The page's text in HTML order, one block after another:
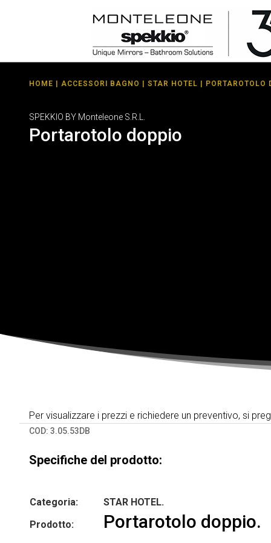
HOME ACCESSORI BAGNO STAR HOTEL | PORTAROTOLO
SPEKKIO BY Monteleone S.R.L.
Portarotolo doppio
Per visualizzare i prezzi e richiedere un preventivo, si
COD: 3.05.53DB
Specifiche del prodotto:
Categoria:
STAR HOTEL.
Prodotto:
Portarotolo doppio.